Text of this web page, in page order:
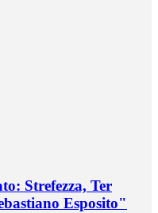
Strefezza, Ter
Esposito"